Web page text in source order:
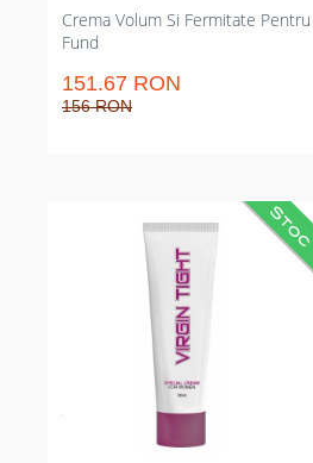
Crema Volum Si Fermitate Pentru
Fund
151.67 RON
156 RON
Cremă intimă pentru strângere
vaginală ce redă senzația de
fermitate. Reduce laxitatea după
naștere; fortifică mușchii vaginali
pentru control și mulțumire mai
intensă. Aplicare regulată pentru
rezultate vizibile în timp, fără
intervenții invazive. 30 ml
compact pentru folosire
îndelungată și dozare precisă.